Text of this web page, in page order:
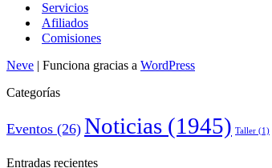
Servicios
Afiliados
Comisiones
Neve | Funciona gracias a WordPress
Categorías
Eventos (26) Noticias (1945) Taller (1)
Entradas recientes